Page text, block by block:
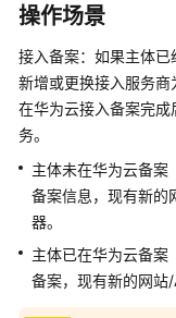
态
产
品
介
快
速
入
门
备
操作场景
接入备案：如果主体已
新增或更换接入服务商
在华为云接入备案完
务。
主体未在华为云备案
备案信息，现有新的
器。
主体已在华为云备案
备案，现有新的网站